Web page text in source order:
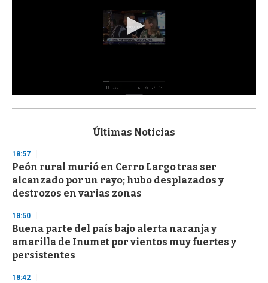
s
d
s
o
f
3
s
e
c
o
n
d
s
Últimas Noticias
18:57
Peón rural murió en Cerro Largo tras ser
alcanzado por un rayo; hubo desplazados y
destrozos en varias zonas
18:50
Buena parte del país bajo alerta naranja y
amarilla de Inumet por vientos muy fuertes y
persistentes
18:42